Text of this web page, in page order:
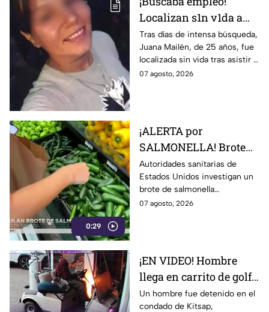
Localizan s1n v1da a
joven de 25 años que
acudió a entrevista de
trabajo falsa
Tras días de intensa búsqueda,
Juana Mailén, de 25 años, fue
localizada sin vida tras asistir a
una supuesta oferta laboral en
07 agosto, 2026
0:29
¡ALERTA por
SALMONELLA! Brote
ligado a CHILES
jalapeños ya afecta a 27
estados
Autoridades sanitarias de
Estados Unidos investigan un
brote de salmonella
relacionado con chiles
07 agosto, 2026
¡EN VIDEO! Hombre
llega en carrito de golf
con un perro y termina
DESATANDO inc3ndio
Un hombre fue detenido en el
condado de Kitsap,